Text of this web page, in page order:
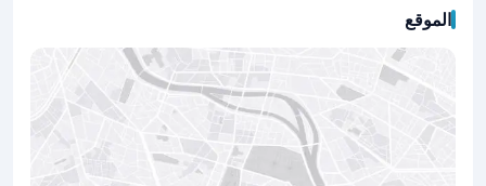
الموقع